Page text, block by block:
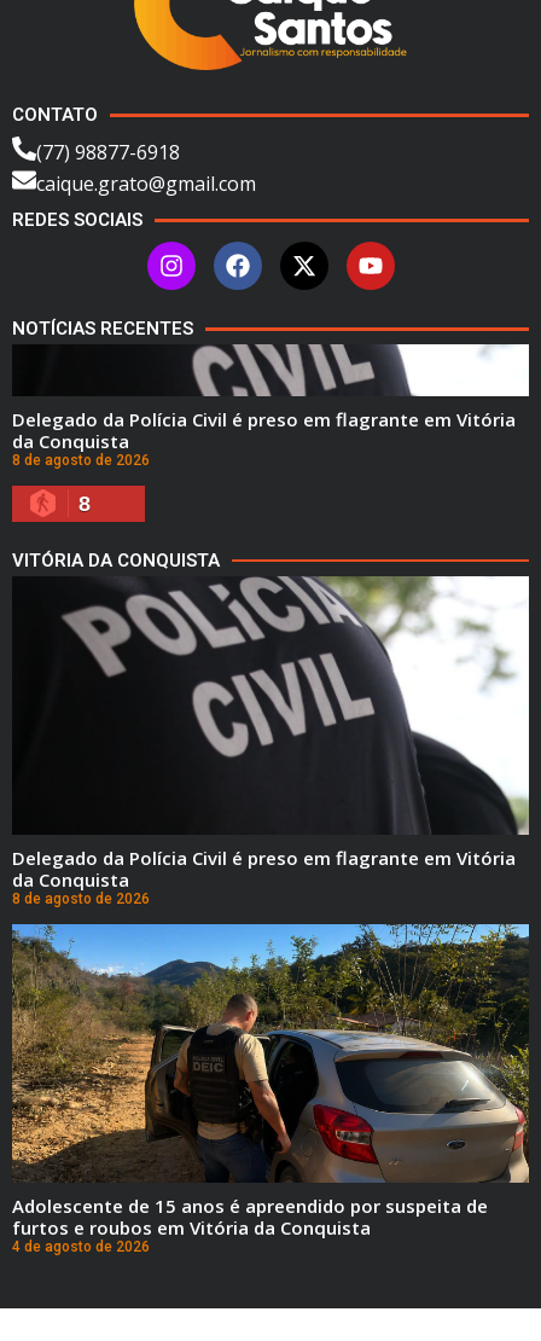
CONTATO
(77) 98877-6918
caique.grato@gmail.com
REDES SOCIAIS
NOTÍCIAS RECENTES
Delegado da Polícia Civil é preso em flagrante em Vitória
da Conquista
8 de agosto de 2026
8
VITÓRIA DA CONQUISTA
Delegado da Polícia Civil é preso em flagrante em Vitória
da Conquista
8 de agosto de 2026
Adolescente de 15 anos é apreendido por suspeita de
furtos e roubos em Vitória da Conquista
4 de agosto de 2026